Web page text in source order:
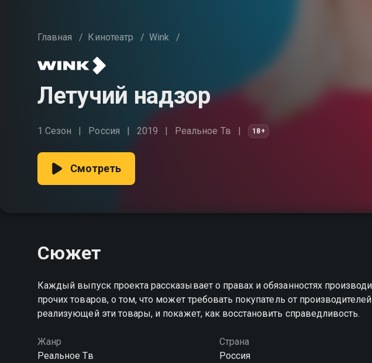
Главная / Кинотеатр / Wink /
Летучий надзор
1 Сезон Россия 2019 Реальное Тв 18+
Смотреть
Сюжет
Каждый выпуск проекта рассказывает о правах и обязанностях
прочих товаров, о том, что может требовать покупатель от
реализующей эти товары, и покажет, как восстановить справедливость.
Жанр
Реальное Тв
Страна
Россия